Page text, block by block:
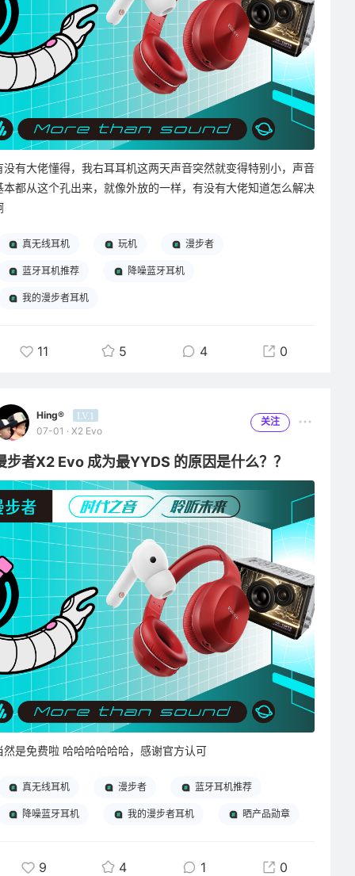
没有大佬懂得，我右耳耳机这两天声音突然就变得特别小，声音
本都从这个孔出来，就像外放的一样，有没有大佬知道怎么解决
真无线耳机 玩机 漫步者
蓝牙耳机推荐 降噪蓝牙耳机
我的漫步者耳机
11 5 4 0
Hing® LV.1
07-01 · X2 Evo
关注
步者X2 Evo 成为最YYDS 的原因是什么？？
然是免费啦 哈哈哈哈哈哈，感谢官方认可
真无线耳机 漫步者 蓝牙耳机推荐
降噪蓝牙耳机 我的漫步者耳机 晒产品勋章
9 4 1 0